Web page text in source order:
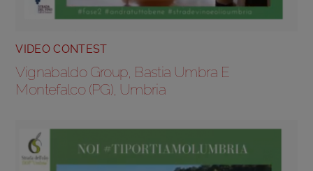
VIDEO CONTEST
Vignabaldo Group, Bastia Umbra E
Montefalco (PG), Umbria